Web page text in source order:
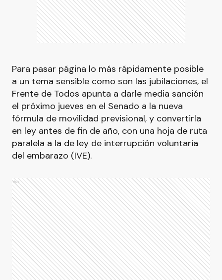
Para pasar página lo más rápidamente posible
a un tema sensible como son las jubilaciones, el
Frente de Todos apunta a darle media sanción
el próximo jueves en el Senado a la nueva
fórmula de movilidad previsional, y convertirla
en ley antes de fin de año, con una hoja de ruta
paralela a la de ley de interrupción voluntaria
del embarazo (IVE).
Ads